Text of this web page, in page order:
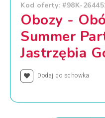
Kod oferty: #98K-
Obozy -
Summer
Jastrzębia
Dodaj do schowka